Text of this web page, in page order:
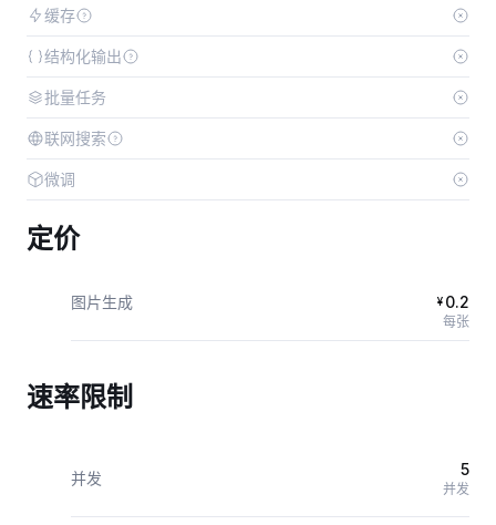
缓存
结构化输出
批量任务
联网搜索
微调
定价
图片生成 ¥ 0.2
每张
速率限制
并发 5
并发